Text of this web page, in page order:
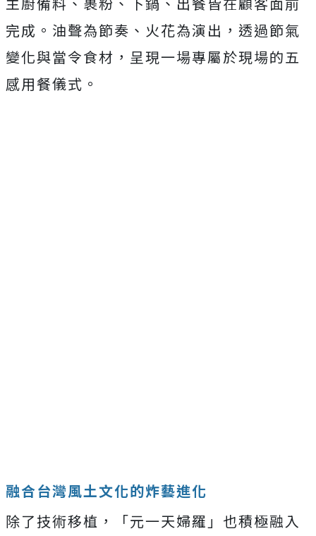
完成。油聲為節奏、火花為演出，透過節氣
變化與當令食材，呈現一場專屬於現場的五
感用餐儀式。
融合台灣風土文化的炸藝進化
除了技術移植，「元一天婦羅」也積極融入